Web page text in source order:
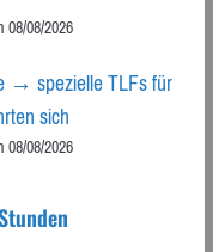
08/2026
→ spezielle TLFs für
sich
08/2026